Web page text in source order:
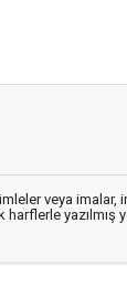
veya imalar,
yazılmış